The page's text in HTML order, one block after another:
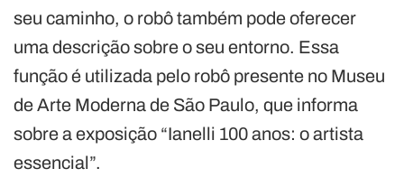
seu caminho, o robô também pode oferecer
uma descrição sobre o seu entorno. Essa
função é utilizada pelo robô presente no Museu
de Arte Moderna de São Paulo, que informa
sobre a exposição “Ianelli 100 anos: o artista
essencial”.